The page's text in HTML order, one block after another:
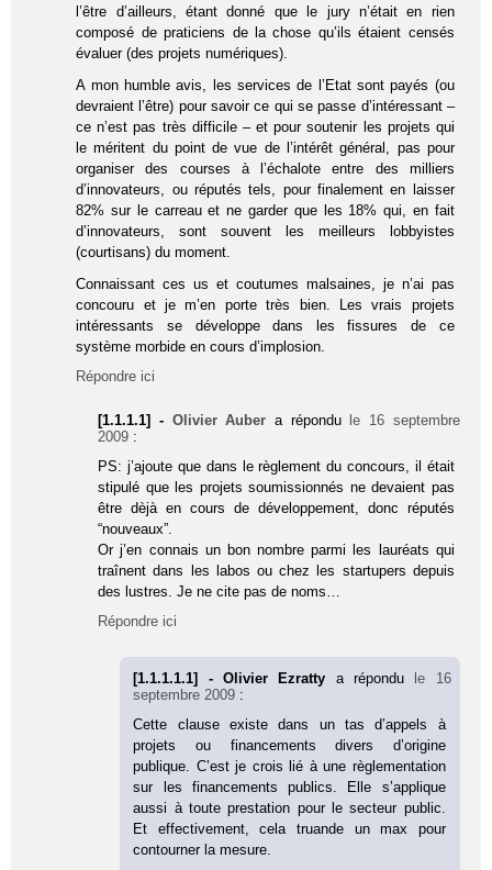
l’être d’ailleurs, étant donné que le jury n’était en rien
composé de praticiens de la chose qu’ils étaient censés
évaluer (des projets numériques).
A mon humble avis, les services de l’Etat sont payés (ou
devraient l’être) pour savoir ce qui se passe d’intéressant –
ce n’est pas très difficile – et pour soutenir les projets qui
le méritent du point de vue de l’intérêt général, pas pour
organiser des courses à l’échalote entre des milliers
d’innovateurs, ou réputés tels, pour finalement en laisser
82% sur le carreau et ne garder que les 18% qui, en fait
d’innovateurs, sont souvent les meilleurs lobbyistes
(courtisans) du moment.
Connaissant ces us et coutumes malsaines, je n’ai pas
concouru et je m’en porte très bien. Les vrais projets
intéressants se développe dans les fissures de ce
système morbide en cours d’implosion.
Répondre ici
[1.1.1.1] - Olivier Auber a répondu le 16 septembre
2009 :
PS: j’ajoute que dans le règlement du concours, il était
stipulé que les projets soumissionnés ne devaient pas
être dèjà en cours de développement, donc réputés
“nouveaux”.
Or j’en connais un bon nombre parmi les lauréats qui
traînent dans les labos ou chez les startupers depuis
des lustres. Je ne cite pas de noms…
Répondre ici
[1.1.1.1.1] - Olivier Ezratty a répondu le 16
septembre 2009 :
Cette clause existe dans un tas d’appels à
projets ou financements divers d’origine
publique. C’est je crois lié à une règlementation
sur les financements publics. Elle s’applique
aussi à toute prestation pour le secteur public.
Et effectivement, cela truande un max pour
contourner la mesure.